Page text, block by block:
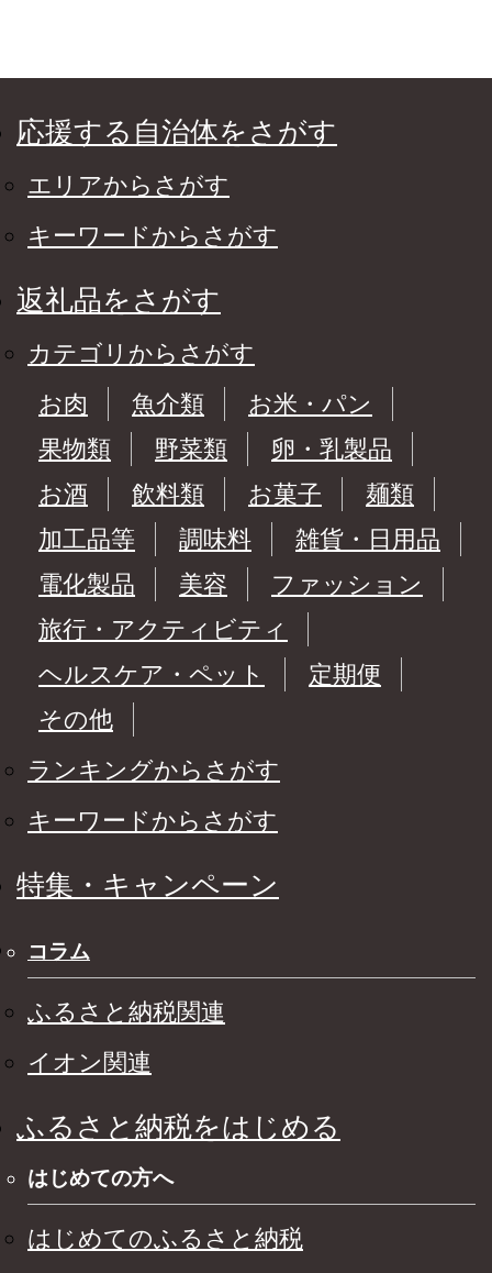
応援する自治体をさがす
エリアからさがす
キーワードからさがす
返礼品をさがす
カテゴリからさがす
お肉
魚介類
お米・パン
果物類
野菜類
卵・乳製品
お酒
飲料類 お菓子
麺類
加工品等
調味料
雑貨・日用品
電化製品
美容
ファッション
旅行・アクティビティ
ヘルスケア・ペット
定期便
その他
ランキングからさがす
キーワードからさがす
特集・キャンペーン
コラム
ふるさと納税関連
イオン関連
ふるさと納税をはじめる
はじめての方へ
はじめてのふるさと納税